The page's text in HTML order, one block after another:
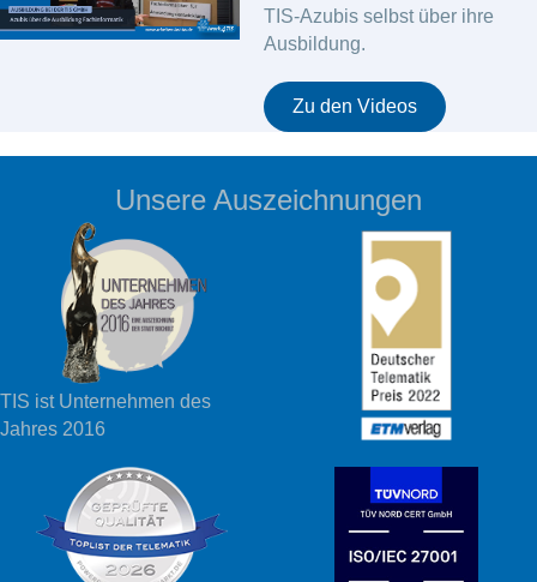
TIS-Azubis selbst über ihre
Ausbildung.
Zu den Videos
Unsere Auszeichnungen
TIS ist Unternehmen des
Jahres 2016